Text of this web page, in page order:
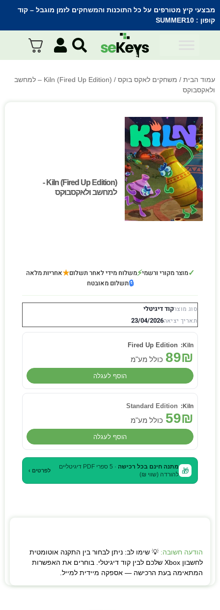
מבצעי קיץ מטורפים על כל התוכנות והמשחקים לזמן מוגבל – קוד
קופון : SUMMER10
עמוד הבית / משחקים לאקס בוקס
/ Kiln (Fired Up Edition) – למחשב
ולאקסבוקס
Kiln (Fired Up Edition) -
למחשב ולאקסבוקס
Kiln (Fired Up Edition) -
למחשב ולאקסבוקס
✓מוצר מקורי ורשמי⚡משלוח מידי לאחר תשלום★אחריות מלאה
🔒תשלום מאובטח
סוג מוצרקוד דיגיטלי
תאריך יציאה23/04/2026
Fired Up Edition
89₪ כולל מע"מ
הוסף לעגלה
Standard Edition
59₪ כולל מע"מ
הוסף לעגלה
🎁 מתנה חינם בכל רכישה
· 5 ספרי PDF דיגיטליים
להורדה (שווי ₪)
לפרטים ›
הודעה חשובה: 💡 שימו לב: ניתן לבחור בין התקנה אוטומטית
לחשבון Xbox שלכם לבין קוד דיגיטלי. בוחרים את האפשרות
המתאימה בעת הרכישה — אספקה מיידית למייל.